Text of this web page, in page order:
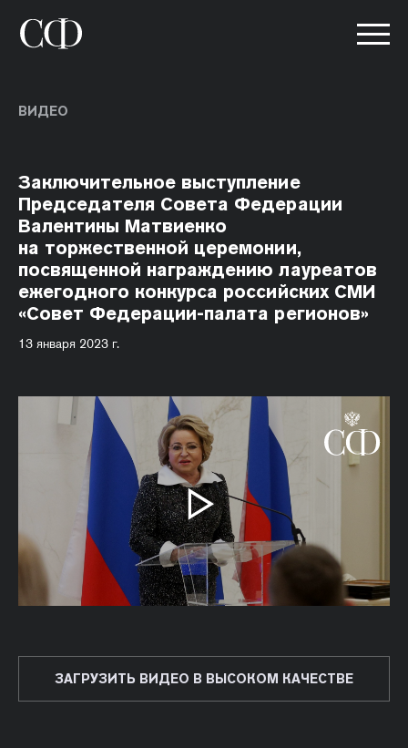
ВИДЕО
Заключительное выступление
Председателя Совета Федерации
Валентины Матвиенко
на торжественной церемонии,
посвященной награждению лауреатов
ежегодного конкурса российских СМИ
«Совет Федерации-палата регионов»
13 января 2023 г.
ЗАГРУЗИТЬ ВИДЕО В ВЫСОКОМ КАЧЕСТВЕ